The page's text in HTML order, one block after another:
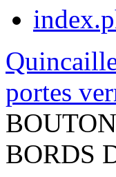
portes
BORDS